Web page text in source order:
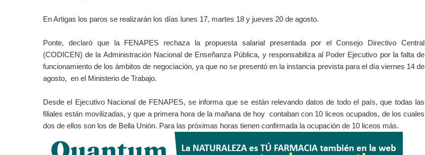
En Artigas los paros se realizarán los días lunes 17, martes 18 y jueves 20 de agosto.
Ponte, declaró que la FENAPES rechaza la propuesta salarial presentada por el Consejo Directivo Central
(CODICEN) de la Administración Nacional de Enseñanza Pública, y responsabiliza al Poder Ejecutivo por la falta de
funcionamiento de los ámbitos de negociación, ya que no se presentó en la instancia prevista para el día viernes 14 de
agosto, en el Ministerio de Trabajo.
Desde el Ejecutivo Nacional de FENAPES, se informa que se están relevando datos de todo el país, que todas las
filiales están movilizadas, y que a primera hora de la mañana de hoy contaban con 10 liceos ocupados, de los cuales
dos de ellos son los de Bella Unión. Para las próximas horas tienen confirmada la ocupación de 10 liceos más.